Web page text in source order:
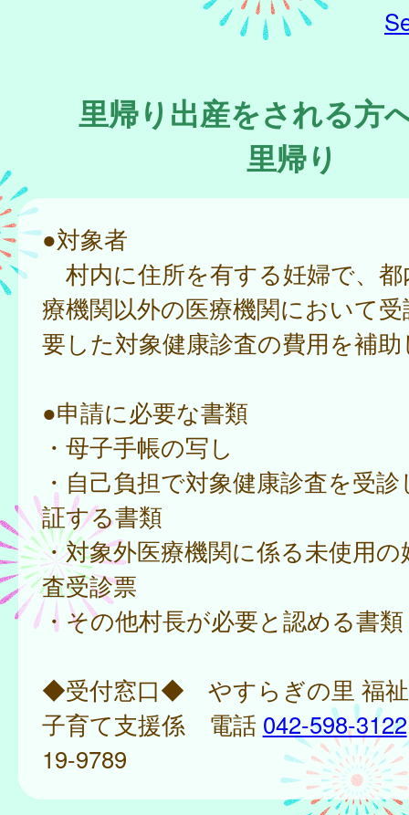
里帰り出産をされる方
里帰り
●対象者
村内に住所を有する妊婦で、都
療機関以外の医療機関において
要した対象健康診査の費用を補
●申請に必要な書類
・母子手帳の写し
・自己負担で対象健康診査を受
証する書類
・対象外医療機関に係る未使用の
査受診票
・その他村長が必要と認める書類
◆受付窓口◆ やすらぎの里 福
子育て支援係 電話 042-598-3122
19-9789